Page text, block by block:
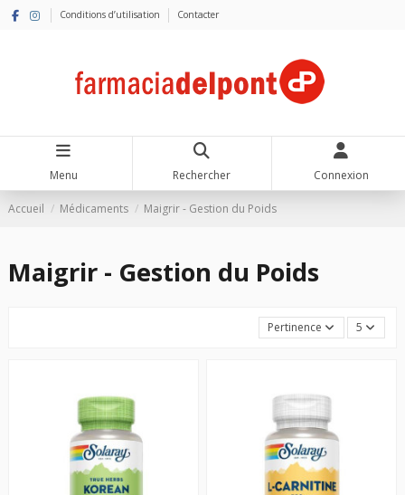
Conditions d’utilisation Contacter
Menu Rechercher Connexion
Accueil Médicaments Maigrir - Gestion du Poids
Maigrir - Gestion du Poids
Pertinence 5